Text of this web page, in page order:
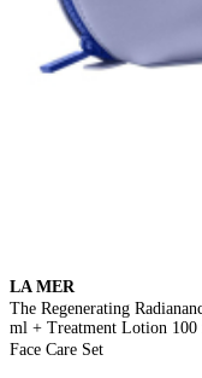
LA MER
The Regenerating
ml + Treatment Lotion 100
Face Care Set